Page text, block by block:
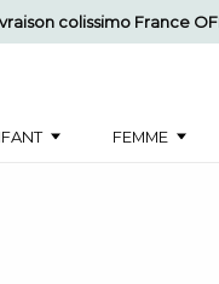
colissimo France
FEMME